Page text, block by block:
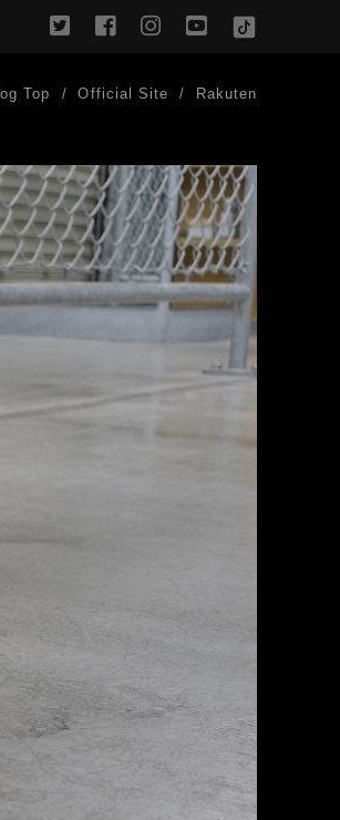
twitterfacebookinstagram
youtube
TikTok
Top Official Site Rakuten